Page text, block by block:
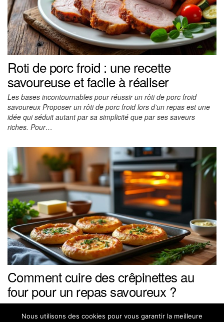
Roti de porc froid : une recette
savoureuse et facile à réaliser
Les bases incontournables pour réussir un rôti de porc froid
savoureux Proposer un rôti de porc froid lors d’un repas est une
idée qui séduit autant par sa simplicité que par ses saveurs
riches. Pour…
Comment cuire des crêpinettes au
four pour un repas savoureux ?
Les crépinettes, ces petites merveilles de la charcuterie française,
ont conquis le cœur des amateurs de viande tendre et
Nous utilisons des cookies pour vous garantir la meilleure